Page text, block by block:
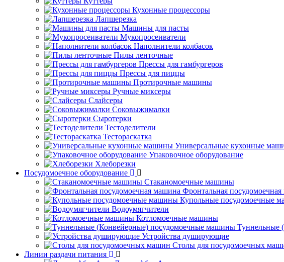
Кухонные процессоры
Лапшерезка
Машины для пасты
Мукопросеиватели
Наполнители колбасок
Пилы ленточные
Прессы для гамбургеров
Прессы для пиццы
Протирочные машины
Ручные миксеры
Слайсеры
Соковыжималки
Сыротерки
Тестоделители
Тестораскатка
Универсальные кухонные
Упаковочное оборудование
Хлеборезки
Посудомоечное оборудование
Стаканомоечные машины
Фронтальная
Купольные посудомоечные
Водоумягчители
Котломоечные машины
Туннельные
Устройства душирующие
Столы для посудомоечных
Линии раздачи питания